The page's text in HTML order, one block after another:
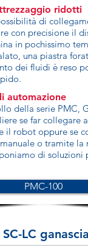
ridotti
di
con precisione il
in pochissimo
una piastra
dei fluidi è reso
automazione
della serie PMC,
se far collegare
il robot oppure se
o tramite la
di soluzioni
PMC-100
LC